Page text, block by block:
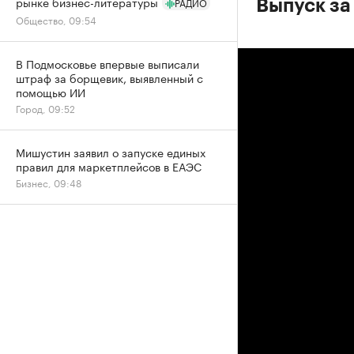
Выпуск
Общество, 09:54
В Подмосковье впервые выписали
штраф за борщевик, выявленный с
помощью ИИ
Город, 09:52
Мишустин заявил о запуске единых
правил для маркетплейсов в ЕАЭС
Бизнес, 09:48